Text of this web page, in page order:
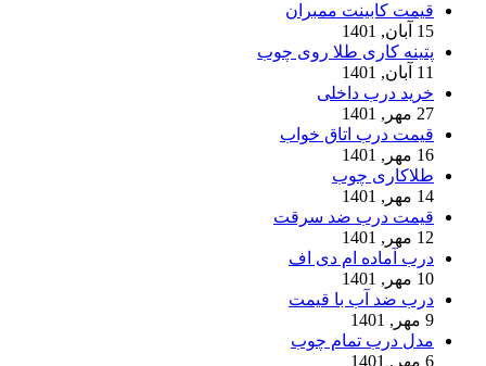
قیمت کابینت ممبران
15 آبان, 1401
پتینه کاری طلا روی چوب
11 آبان, 1401
خرید درب داخلی
27 مهر, 1401
قیمت درب اتاق خواب
16 مهر, 1401
طلاکاری چوب
14 مهر, 1401
قیمت درب ضد سرقت
12 مهر, 1401
درب آماده ام دی اف
10 مهر, 1401
درب ضد آب با قیمت
9 مهر, 1401
مدل درب تمام چوب
6 مهر, 1401